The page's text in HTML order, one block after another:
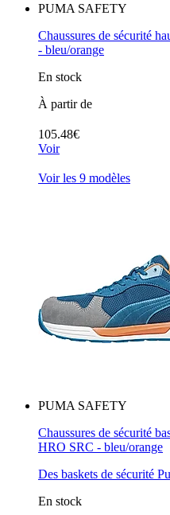
PUMA SAFETY
Chaussures de sécurité
- bleu/orange
En stock
À partir de
105.48€
Voir
Voir les 9 modèles
PUMA SAFETY
Chaussures de sécurité
HRO SRC - bleu/orange
Des baskets de sécurité
En stock